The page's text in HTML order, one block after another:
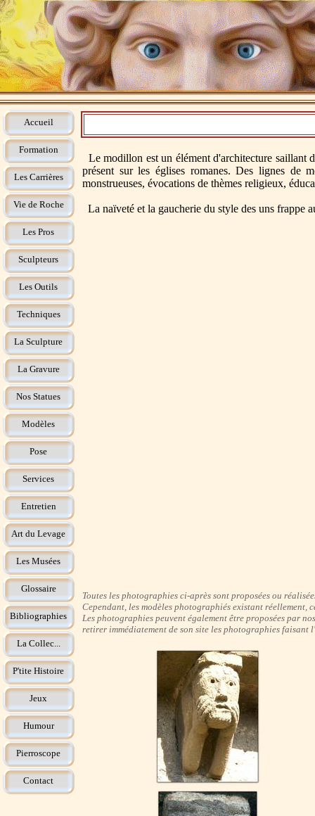
Accueil
Formation
Les Carrières
Vie de Roche
Les Pros
Sculpteurs
Les Outils
Techniques
La Sculpture
La Gravure
Nos Statues
Modèles
Pose
Services
Entretien
Art du Levage
Les Musées
Glossaire
Bibliographies
La Collec...
P'tite Histoire
Jeux
Humour
Pierroscope
Contact
Le modillon est un élément d'architecture saillant
présent sur les églises romanes. Des lignes de
monstrueuses, évocations de thèmes religieux,
La naïveté et la gaucherie du style des uns frappe
Toutes les photographies ci-après sont proposées ou
Cependant, les modèles photographiés existant
Les photographies peuvent également être proposées par
retirer immédiatement de son site les photographies